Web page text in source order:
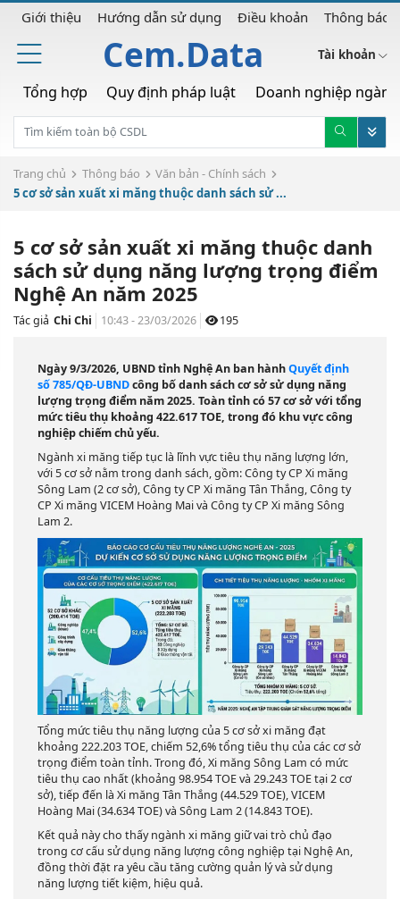
Giới thiệu Hướng dẫn sử dụng Điều khoản Thông báo
Cem.Data Tài khoản
Tổng hợp Quy định pháp luật Doanh nghiệp ngành
Trang chủ Thông báo
Văn bản - Chính sách
5 cơ sở sản xuất xi măng thuộc danh sách sử ...
5 cơ sở sản xuất xi măng thuộc danh
sách sử dụng năng lượng trọng điểm
Nghệ An năm 2025
Tác giả Chi Chi 10:43 - 23/03/2026 195
Ngày 9/3/2026, UBND tỉnh Nghệ An ban hànhQuyết định
số 785/QĐ-UBNDcông bố danh sách cơ sở sử dụng năng
lượng trọng điểm năm 2025. Toàn tỉnh có 57 cơ sở với tổng
mức tiêu thụ khoảng 422.617 TOE, trong đó khu vực công
nghiệp chiếm chủ yếu.
Ngành xi măng tiếp tục là lĩnh vực tiêu thụ năng lượng lớn,
với 5 cơ sở nằm trong danh sách, gồm: Công ty CP Xi măng
Sông Lam (2 cơ sở), Công ty CP Xi măng Tân Thắng, Công ty
CP Xi măng VICEM Hoàng Mai và Công ty CP Xi măng Sông
Lam 2.
Tổng mức tiêu thụ năng lượng của 5 cơ sở xi măng đạt
khoảng 222.203 TOE, chiếm 52,6% tổng tiêu thụ của các cơ sở
trọng điểm toàn tỉnh. Trong đó, Xi măng Sông Lam có mức
tiêu thụ cao nhất (khoảng 98.954 TOE và 29.243 TOE tại 2 cơ
sở), tiếp đến là Xi măng Tân Thắng (44.529 TOE), VICEM
Hoàng Mai (34.634 TOE) và Sông Lam 2 (14.843 TOE).
Kết quả này cho thấy ngành xi măng giữ vai trò chủ đạo
trong cơ cấu sử dụng năng lượng công nghiệp tại Nghệ An,
đồng thời đặt ra yêu cầu tăng cường quản lý và sử dụng
năng lượng tiết kiệm, hiệu quả.